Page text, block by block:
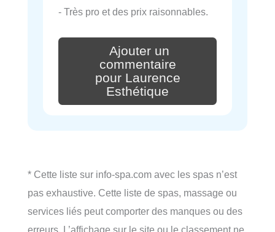
- Très pro et des prix raisonnables.
Ajouter un
commentaire
pour Laurence
Esthétique
* Cette liste sur info-spa.com avec les spas n’est
pas exhaustive. Cette liste de spas, massage ou
services liés peut comporter des manques ou des
erreurs. L’affichage sur le site ou le classement ne